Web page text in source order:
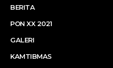
BERITA
PON XX 2021
GALERI
KAMTIBMAS